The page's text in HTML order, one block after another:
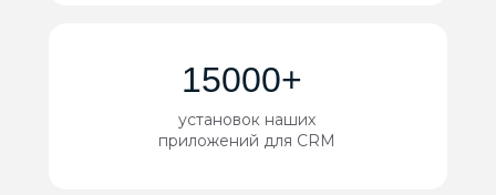
15000+
установок наших
приложений для CRM